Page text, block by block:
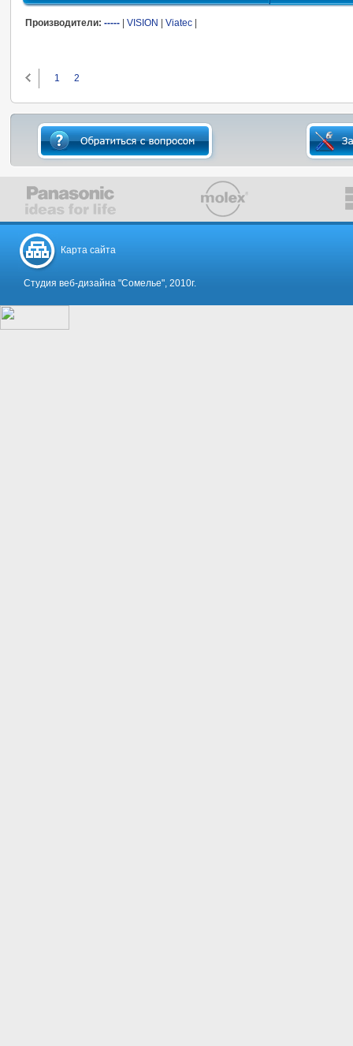
Производители: ----- VISION Viatec
1 2
Карта сайта
Студия веб-дизайна "Сомелье", 2010г.